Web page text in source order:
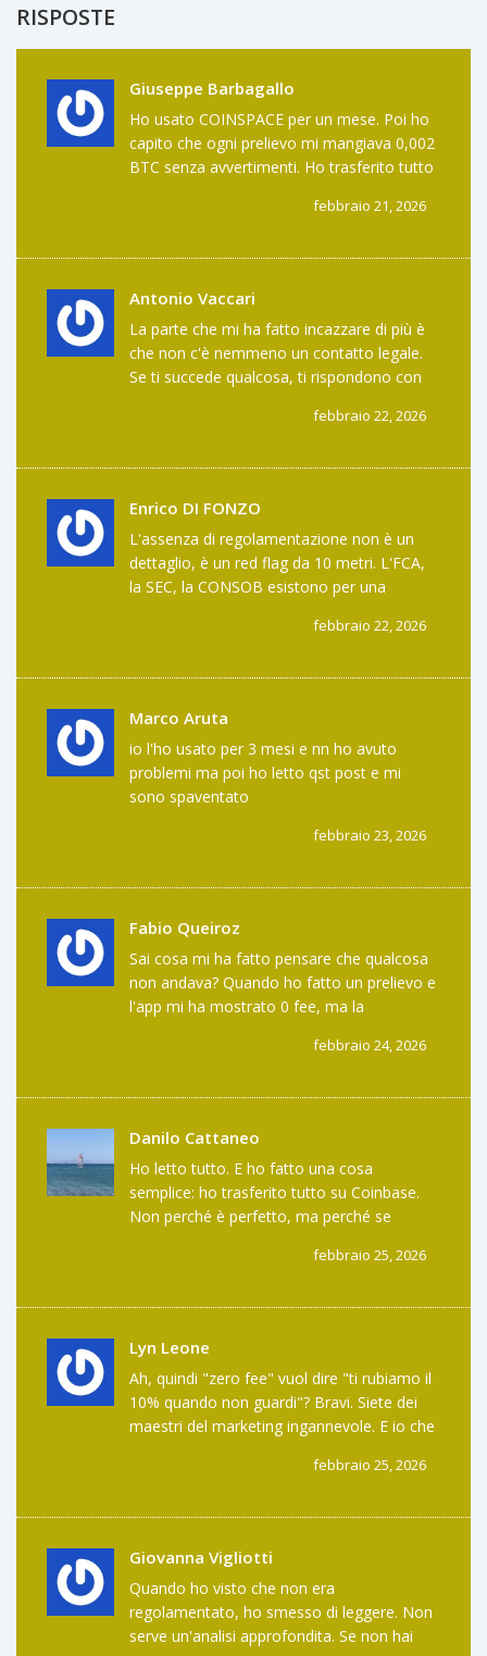
RISPOSTE
Giuseppe Barbagallo
Ho usato COINSPACE per un mese. Poi ho
capito che ogni prelievo mi mangiava 0,002
BTC senza avvertimenti. Ho trasferito tutto
febbraio 21, 2026
Antonio Vaccari
La parte che mi ha fatto incazzare di più è
che non c'è nemmeno un contatto legale.
Se ti succede qualcosa, ti rispondono con
febbraio 22, 2026
Enrico DI FONZO
L'assenza di regolamentazione non è un
dettaglio, è un red flag da 10 metri. L'FCA,
la SEC, la CONSOB esistono per una
operano nell'ombra. COINSPACE non è un
assicurato. E non c'è alcun motivo logico
quando esistono alternative trasparenti con
fee inferiori.
febbraio 22, 2026
Marco Aruta
io l'ho usato per 3 mesi e nn ho avuto
problemi ma poi ho letto qst post e mi
sono spaventato
febbraio 23, 2026
Fabio Queiroz
Sai cosa mi ha fatto pensare che qualcosa
non andava? Quando ho fatto un prelievo e
l'app mi ha mostrato 0 fee, ma la
da 0.00258 BTC in più. Ho controllato due
loro lo sanno benissimo.
febbraio 24, 2026
Danilo Cattaneo
Ho letto tutto. E ho fatto una cosa
semplice: ho trasferito tutto su Coinbase.
Non perché è perfetto, ma perché se
chiamare qualcuno e non farmi la guerra da
Semplice, no?
febbraio 25, 2026
Lyn Leone
Ah, quindi "zero fee" vuol dire "ti rubiamo il
10% quando non guardi"? Bravi. Siete dei
maestri del marketing ingannevole. E io che
COINSPACE, per avermi fatto capire che
febbraio 25, 2026
Giovanna Vigliotti
Quando ho visto che non era
regolamentato, ho smesso di leggere. Non
serve un'analisi approfondita. Se non hai